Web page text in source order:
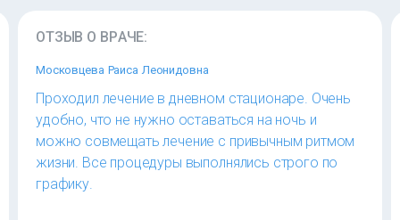
ОТЗЫВ О ВРАЧЕ:
Московцева Раиса Леонидовна
Проходил лечение в дневном стационаре. Очень
удобно, что не нужно оставаться на ночь и
можно совмещать лечение с привычным ритмом
жизни. Все процедуры выполнялись строго по
графику.